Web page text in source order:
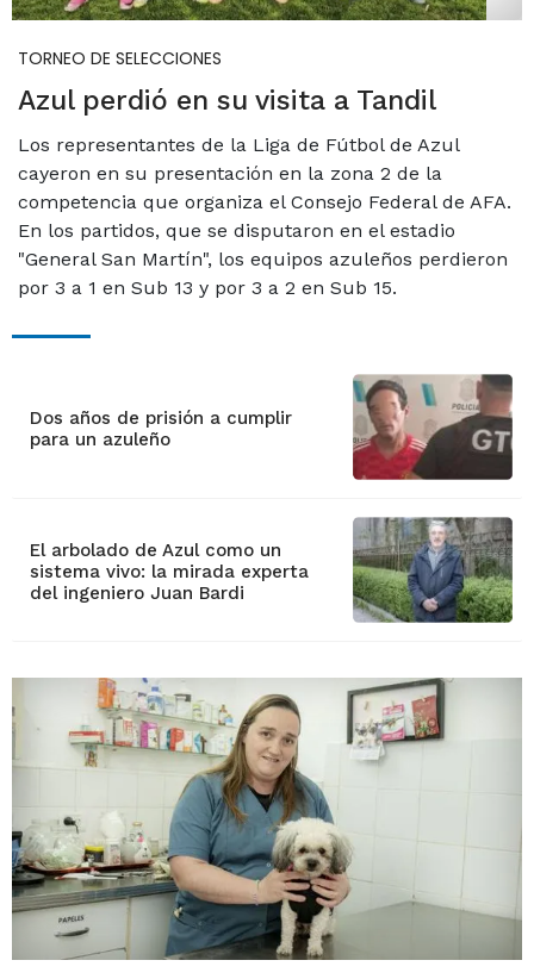
TORNEO DE SELECCIONES
Azul perdió en su visita a Tandil
Los representantes de la Liga de Fútbol de Azul
cayeron en su presentación en la zona 2 de la
competencia que organiza el Consejo Federal de AFA.
En los partidos, que se disputaron en el estadio
"General San Martín", los equipos azuleños perdieron
por 3 a 1 en Sub 13 y por 3 a 2 en Sub 15.
Dos años de prisión a cumplir
para un azuleño
El arbolado de Azul como un
sistema vivo: la mirada experta
del ingeniero Juan Bardi